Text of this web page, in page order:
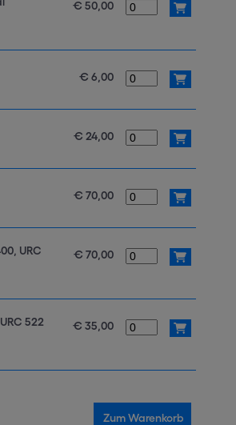
€ 50,00
€ 6,00
€ 24,00
€ 70,00
URC
€ 70,00
522
€ 35,00